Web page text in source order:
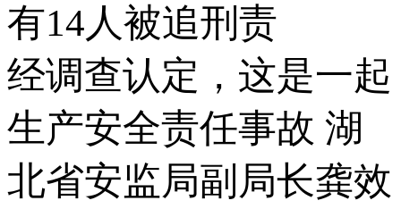
有14人被追刑责
经调查认定，这是一起
生产安全责任事故 湖
北省安监局副局长龚效